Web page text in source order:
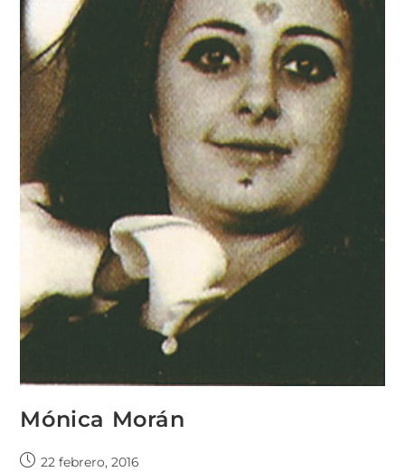
Mónica Morán
22 febrero, 2016